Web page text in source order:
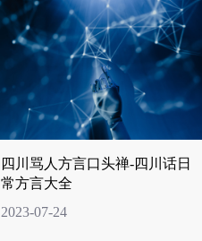
四川骂人方言口头禅-四川话日
常方言大全
2023-07-24